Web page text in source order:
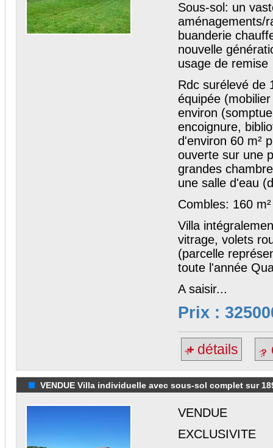
Sous-sol: un
aménagements/
buanderie
nouvelle
usage de remise
Rdc surélevé de
équipée
environ
encoignure,
d'environ 60 m²
ouverte sur une
grandes
une salle d'eau
Combles: 160
Villa
vitrage, volets
(parcelle
toute l'année
A saisir...
Prix :
détails
VENDUE Villa individuelle avec sous-sol complet sur
VENDUE
EXCLUSIVITE